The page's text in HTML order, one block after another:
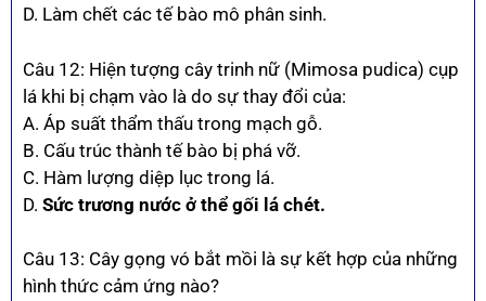
D. Làm chết các tế bào mô phân sinh.
Câu 12: Hiện tượng cây trinh nữ (Mimosa pudica) cụp
lá khi bị chạm vào là do sự thay đổi của:
A. Áp suất thẩm thấu trong mạch gỗ.
B. Cấu trúc thành tế bào bị phá vỡ.
C. Hàm lượng diệp lục trong lá.
D. Sức trương nước ở thể gối lá chét.
Câu 13: Cây gọng vó bắt mồi là sự kết hợp của những
hình thức cảm ứng nào?